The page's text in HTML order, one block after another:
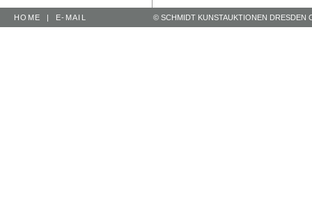
HOME | E-MAIL © SCHMIDT KUNSTAUKTIONEN DRESDEN